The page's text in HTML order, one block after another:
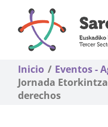
contenido
Inicio
Eventos -
Jornada
derechos